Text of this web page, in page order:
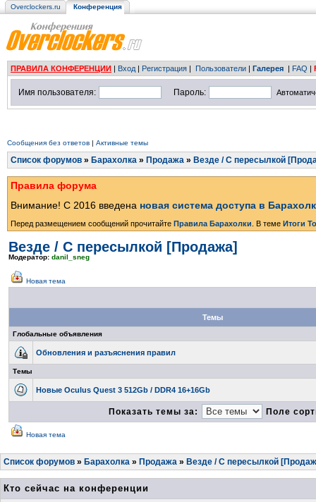
Overclockers.ru Конференция
ПРАВИЛА КОНФЕРЕНЦИИ | Вход | Регистрация | Пользователи | Галерея | FAQ |
Имя пользователя: Пароль:
Сообщения без ответов | Активные темы
Список форумов » Барахолка » Продажа » Везде / С пересылкой
Правила форума
Внимание! С 2016 введена новая система доступа в
Перед размещением сообщений прочитайте Правила Барахолки . В теме Итоги
Везде / С пересылкой [Продажа]
Модератор: danil_sneg
Новая тема
Темы
Глобальные объявления
Обновления и разъяснения правил
Темы
Новые Oculus Quest 3 512Gb / DDR4 16+16Gb
Показать темы за: Поле
Новая тема
Список форумов » Барахолка » Продажа » Везде / С пересылкой
Кто сейчас на конференции